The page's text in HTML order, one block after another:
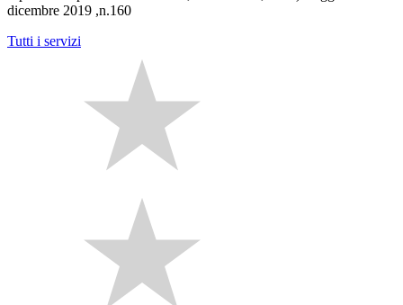
dicembre 2019 ,n.160
Tutti i servizi